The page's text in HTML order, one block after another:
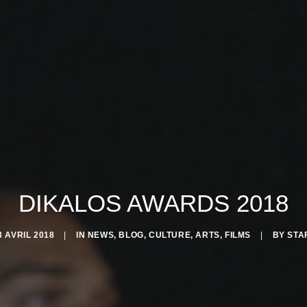
DIKALOS AWARDS 2018
AVRIL 2018 IN NEWS, BLOG, CULTURE,ARTS, FILMS BY